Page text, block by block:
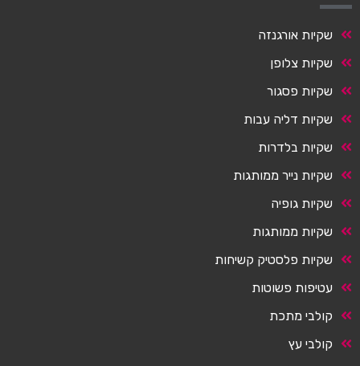
שקיות אורגנזה
שקיות צלופן
שקיות פסגור
שקיות דליה עבות
שקיות בלדרות
שקיות נייר ממותגות
שקיות גופיה
שקיות ממותגות
שקיות פלסטיק קשיחות
עטיפות פשוטות
קולבי מתכת
קולבי עץ